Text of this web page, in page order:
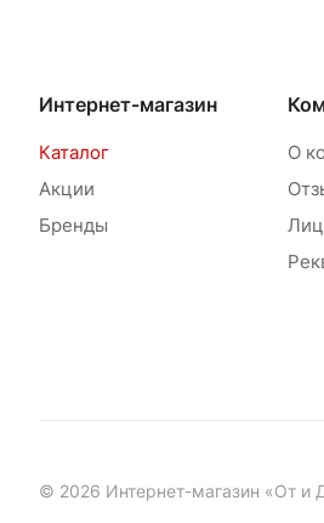
Интернет-магазин
Каталог
Акции
Бренды
О
© 2026 Интернет-магазин «От и